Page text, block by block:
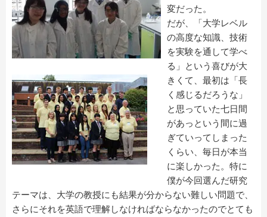
変だった。
だが、「大学レベル
の高度な知識、技術
を実験を通して学べ
る」という喜びが大
きくて、最初は「長
く感じるだろうな」
と思っていた七日間
があっという間に過
ぎていってしまった
くらい、毎日が本当
に楽しかった。特に
僕が今回選んだ研究
テーマは、大学の教授にも結果が分からない難しい問題で、
さらにそれを英語で理解しなければならなかったのでとても